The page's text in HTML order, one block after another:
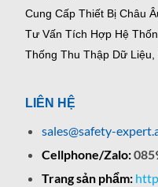
Cung Cấp Thiết Bị Châu
Tư Vấn Tích Hợp Hệ
Thống Thu Thập Dữ Liệu,
LIÊN HỆ
sales@safety-
Cellphone/Zalo:
Trang sản phẩm: